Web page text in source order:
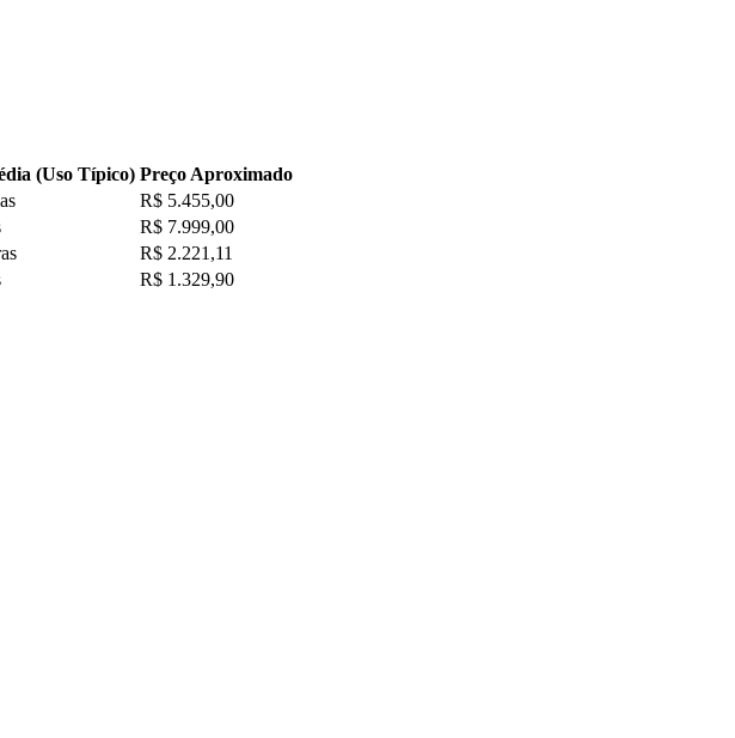
(Uso Típico) Preço Aproximado
R$ 5.455,00
R$ 7.999,00
R$ 2.221,11
R$ 1.329,90